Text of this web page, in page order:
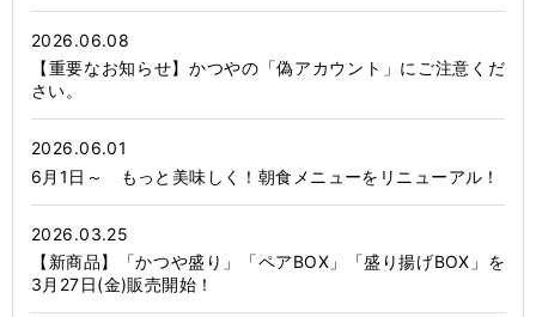
2026.06.08
【重要なお知らせ】かつやの「偽アカウント」にご注意くだ
さい。
2026.06.01
6月1日～ もっと美味しく！朝食メニューをリニューアル！
2026.03.25
【新商品】「かつや盛り」「ペアBOX」「盛り揚げBOX」を
3月27日(金)販売開始！